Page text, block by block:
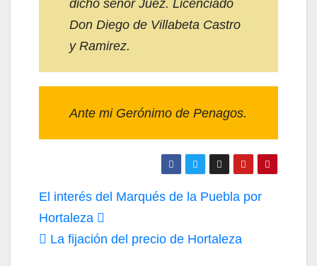
dicho señor Juez. Licenciado
Don Diego de Villabeta Castro
y Ramirez.
Ante mi Gerónimo de Penagos.
Navegación
de
entradas
El interés del Marqués de la Puebla por
Hortaleza
La fijación del precio de Hortaleza